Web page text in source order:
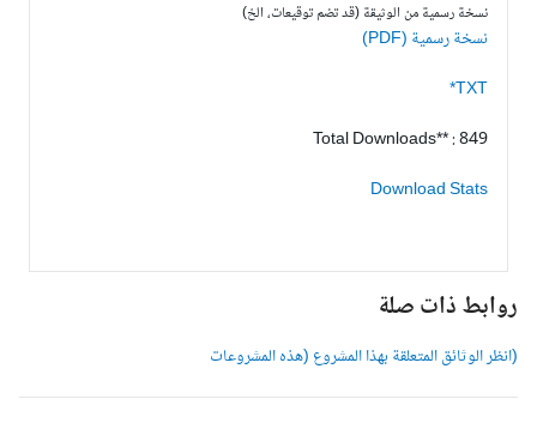
نسخة رسمية من الوثيقة (قد تضم توقيعات، الخ)
نسخة رسمية (PDF)
TXT*
Total Downloads** : 849
Download Stats
روابط ذات صلة
(انظر الوثائق المتعلقة بهذا المشروع (هذه المشروعات